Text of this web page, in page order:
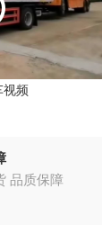
视频
品质保障